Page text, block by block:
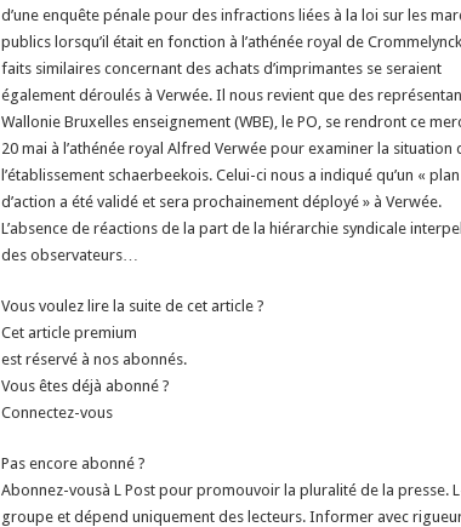
d’une enquête pénale pour des infractions liées à la loi sur les
publics lorsqu’il était en fonction à l’athénée royal de
faits similaires concernant des achats d’imprimantes se seraient
également déroulés à Verwée. Il nous revient que des
Wallonie Bruxelles enseignement (WBE), le PO, se rendront ce
20 mai à l’athénée royal Alfred Verwée pour examiner la situation
l’établissement schaerbeekois. Celui-ci nous a indiqué qu’un « plan
d’action a été validé et sera prochainement déployé » à Verwée.
L’absence de réactions de la part de la hiérarchie syndicale
des observateurs…
Vous voulez lire la suite de cet article ?
Cet article premium
est réservé à nos abonnés.
Vous êtes déjà abonné ?
Connectez-vous
Pas encore abonné ?
Abonnez-vousà L Post pour promouvoir la pluralité de la presse.
groupe et dépend uniquement des lecteurs. Informer avec